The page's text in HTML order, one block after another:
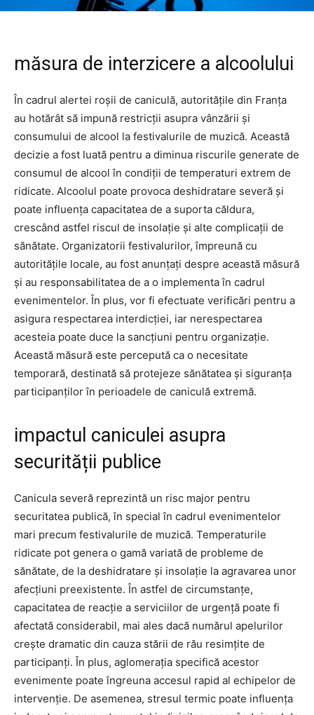
măsura de interzicere a alcoolului
În cadrul alertei roșii de caniculă, autoritățile din Franța
au hotărât să impună restricții asupra vânzării și
consumului de alcool la festivalurile de muzică. Această
decizie a fost luată pentru a diminua riscurile generate de
consumul de alcool în condiții de temperaturi extrem de
ridicate. Alcoolul poate provoca deshidratare severă și
poate influența capacitatea de a suporta căldura,
crescând astfel riscul de insolație și alte complicații de
sănătate. Organizatorii festivalurilor, împreună cu
autoritățile locale, au fost anunțați despre această măsură
și au responsabilitatea de a o implementa în cadrul
evenimentelor. În plus, vor fi efectuate verificări pentru a
asigura respectarea interdicției, iar nerespectarea
acesteia poate duce la sancțiuni pentru organizație.
Această măsură este percepută ca o necesitate
temporară, destinată să protejeze sănătatea și siguranța
participanților în perioadele de caniculă extremă.
impactul caniculei asupra
securității publice
Canicula severă reprezintă un risc major pentru
securitatea publică, în special în cadrul evenimentelor
mari precum festivalurile de muzică. Temperaturile
ridicate pot genera o gamă variată de probleme de
sănătate, de la deshidratare și insolație la agravarea unor
afecțiuni preexistente. În astfel de circumstanțe,
capacitatea de reacție a serviciilor de urgență poate fi
afectată considerabil, mai ales dacă numărul apelurilor
crește dramatic din cauza stării de rău resimțite de
participanți. În plus, aglomerația specifică acestor
evenimente poate îngreuna accesul rapid al echipelor de
intervenție. De asemenea, stresul termic poate influența